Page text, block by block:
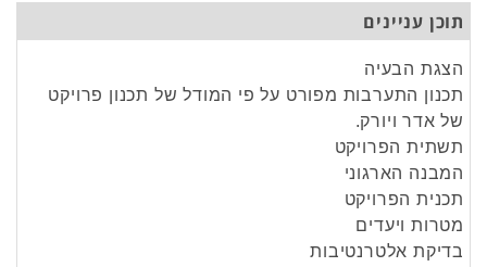
תוכן עניינים
הצגת הבעיה
תכנון התערבות מפורט על פי המודל של תכנון פרויקט
של אדר ויורק.
תשתית הפרויקט
המבנה הארגוני
תכנית הפרויקט
מטרות ויעדים
בדיקת אלטרנטיבות